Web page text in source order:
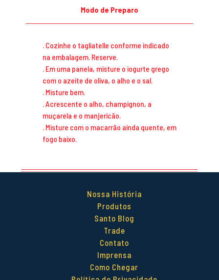
Modo de Preparo
. Cozinhe o tagliatelle conforme indicado
na embalagem. Reserve.
. Em uma panela, misture o iogurte grego
com o azeite de oliva, o alho e o sal.
. Misture bem.
. Acrescente o alho, champignon, a
muçarela e o manjericão.
. Misture com o macarrão ainda quente, em
fogo baixo.
Nossa História
Produtos
Santo Blog
Trade
Contato
Imprensa
Como Chegar